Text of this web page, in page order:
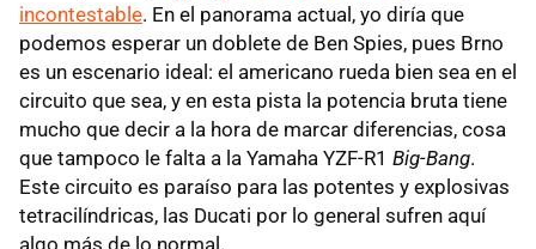
incontestable. En el panorama actual, yo diría que
podemos esperar un doblete de Ben Spies, pues Brno
es un escenario ideal: el americano rueda bien sea en el
circuito que sea, y en esta pista la potencia bruta tiene
mucho que decir a la hora de marcar diferencias, cosa
que tampoco le falta a la Yamaha YZF-R1 Big-Bang.
Este circuito es paraíso para las potentes y explosivas
tetracilíndricas, las Ducati por lo general sufren aquí
algo más de lo normal.